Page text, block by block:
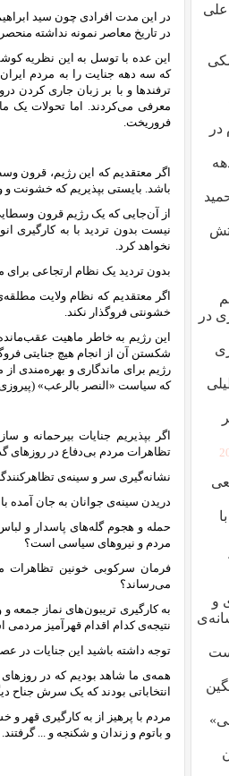
در تاریخ معاصر نمونه نداشته
این عده با توسل به این نظریه
که سه دهه جنایت را به مردم ایران
ترفند‌ها و با بر زبان جاری کردن
معرفی می‌کردند. اما تحولات یک
فروریخت.
اگر معتقدیم که این رژیم، قرون
باشد. بایستی بپذیریم که
از آن‌جایی که یک رژیم قرون‌
نیست بدون تردید با به
نخواهد کرد.
بدون تردید یک نظام ارتجاعی برای
اگر معتقدیم که نظام ولایت
خشونتی فروگذار نکند.
این رژیم به خاطر ماهیت
شکستن آن از انجام هیچ جنایتی
رژیم برای ماندگاری و بهره‌مندی
که سیاست «النصر بالرعب»
تظاهرات مردم بی‌دفاع در روزهای
نشانه‌‌گیری سر و سینه‌ی
دریدن سینه‌ی جوانان به جان آمده
حمله و هجوم گله‌های پاسدار و
مردم و نیروهای سیاسی است؟
فرمان سرکوبی خونین تظاهرات
می‌رساند؟
به کارگیری تریبون‌های نماز
نتیجه‌ی کدام اقدام قهرآمیز
توجه داشته باشید این جنایات در
همه‌ی‌ ما شاهد بودیم که در
انتخاباتی بودند که یک سرش
مردم با پرهیز از به کارگیری قهر و
و باتوم و زندان و شکنجه و ...
علی
در
و